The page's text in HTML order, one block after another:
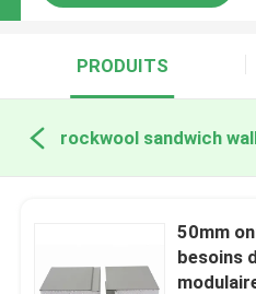
PRODUITS
50mm
besoins